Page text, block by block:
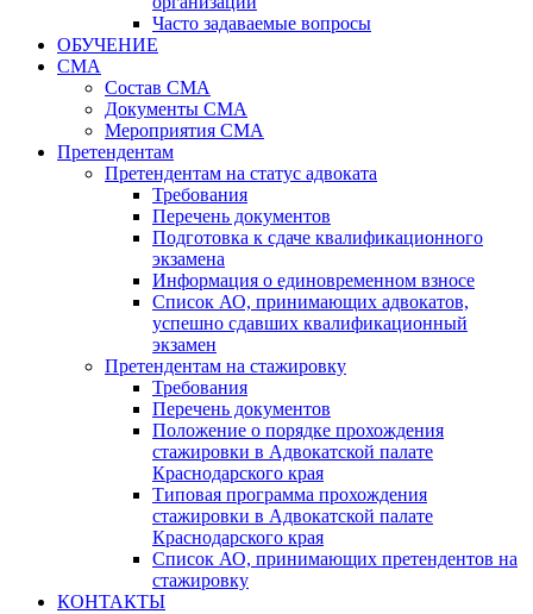
Часто задаваемые вопросы
ОБУЧЕНИЕ
СМА
Состав СМА
Документы СМА
Мероприятия СМА
Претендентам
Претендентам на статус адвоката
Требования
Перечень документов
Подготовка к сдаче квалификационного
экзамена
Информация о единовременном взносе
Список АО, принимающих адвокатов,
успешно сдавших квалификационный
экзамен
Претендентам на стажировку
Требования
Перечень документов
Положение о порядке прохождения
стажировки в Адвокатской палате
Краснодарского края
Типовая программа прохождения
стажировки в Адвокатской палате
Краснодарского края
Список АО, принимающих претендентов на
стажировку
КОНТАКТЫ